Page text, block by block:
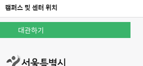
캠퍼스 및 센터 위치
대관하기